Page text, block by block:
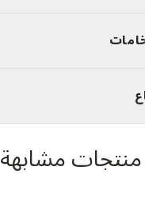
منتجات مشابهة